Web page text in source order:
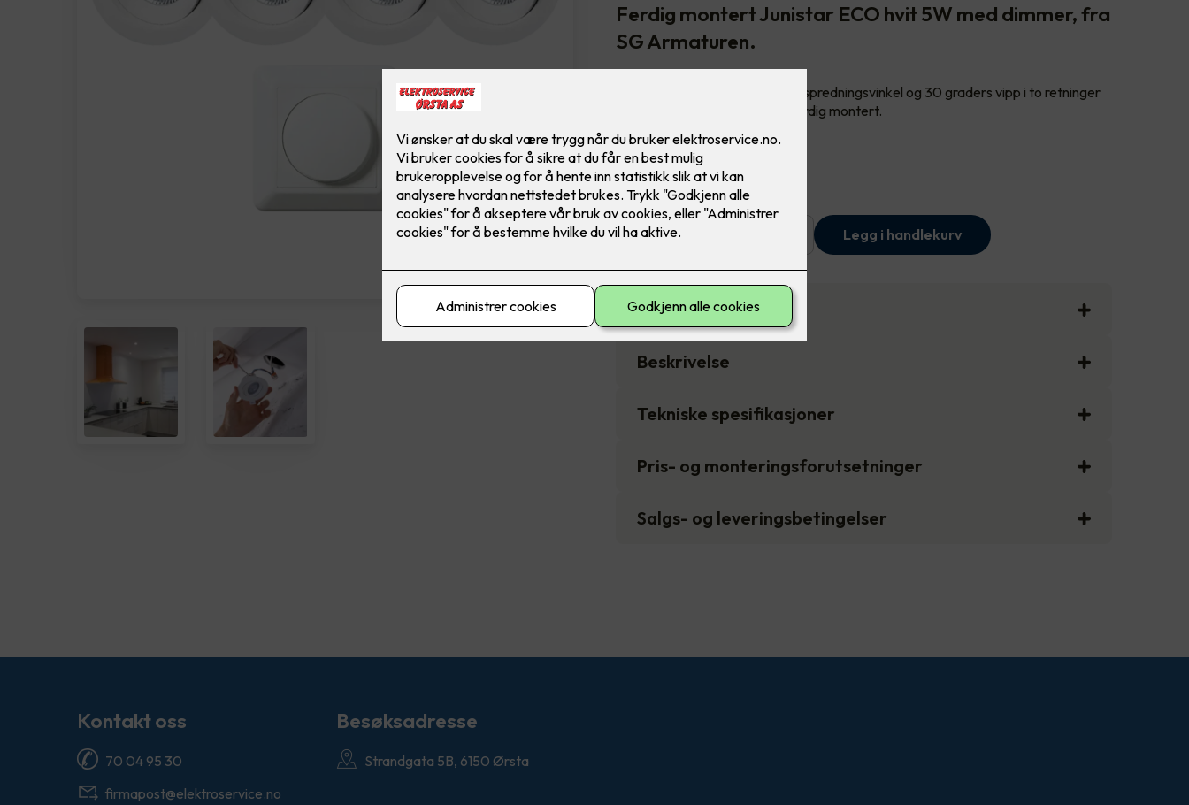
Ferdig montert Junistar ECO hvit 5W med dimmer, fra
SG Armaturen.
Led downlight med 42 graders spredningsvinkel og 30 graders vipp i to retninger
til innendørs bruk. Dimmbar. Ferdig montert.
7,900,-
Antall Legg i handlekurv
Pakkens innhold
Beskrivelse
Tekniske spesifikasjoner
Pris- og monteringsforutsetninger
Salgs- og leveringsbetingelser
Kontakt oss
70 04 95 30
firmapost@elektroservice.no
Besøksadresse
Strandgata 5B, 6150 Ørsta